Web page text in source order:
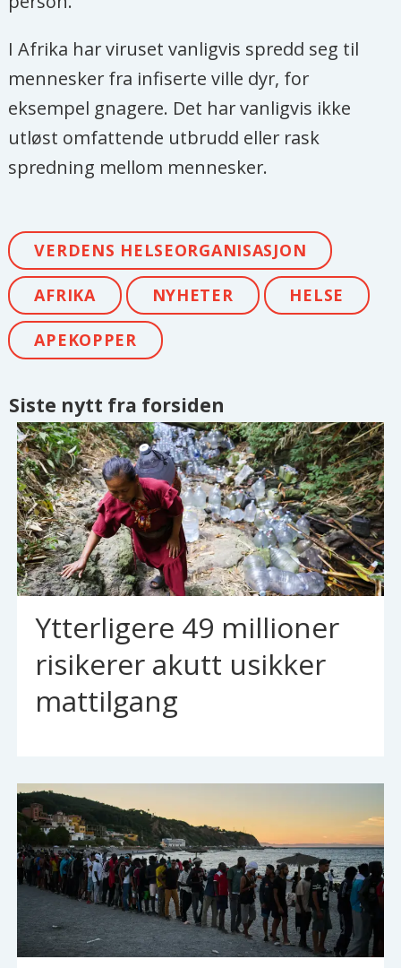
IAfrika har viruset vanligvis spredd seg til
mennesker fra infiserte ville dyr, for
eksempel gnagere. Det har vanligvis ikke
utløst omfattende utbrudd eller rask
spredning mellom mennesker.
VERDENS HELSEORGANISASJON
AFRIKA NYHETER HELSE
APEKOPPER
Siste nytt fra forsiden
Ytterligere 49 millioner
risikerer akutt usikker
mattilgang